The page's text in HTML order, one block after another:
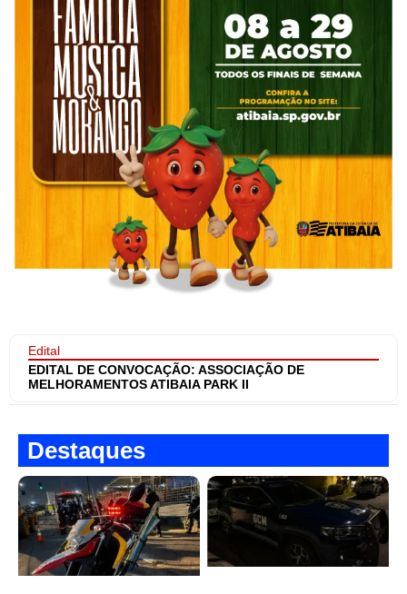
Edital
EDITAL DE CONVOCAÇÃO: ASSOCIAÇÃO DE
MELHORAMENTOS ATIBAIA PARK II
Destaques